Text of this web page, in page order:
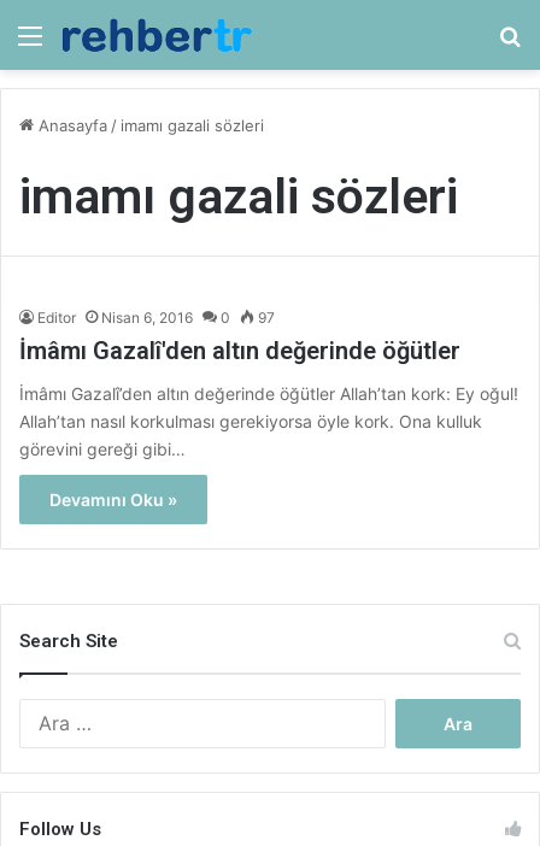
Menü
Anasayfa / imamı gazali sözleri
imamı gazali sözleri
Editor Nisan 6, 2016 0 97
İmâmı Gazalî'den altın değerinde öğütler
İmâmı Gazalî’den altın değerinde öğütler Allah’tan kork: Ey oğul!
Allah’tan nasıl korkulması gerekiyorsa öyle kork. Ona kulluk
görevini gereği gibi…
Devamını Oku »
Search Site
Follow Us